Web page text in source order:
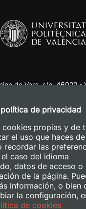
de Vera, s/n. 46022 -
+34 620 04 00 50
de privacidad
cookies propias y de
el uso que haces
recordar las
caso del idioma
datos de acceso o
de la página.
información, o bien
la configuración,
de cookies